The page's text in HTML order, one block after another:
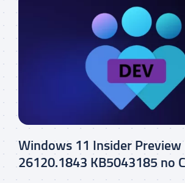
Windows 11 Insider Preview
26120.1843 KB5043185 no